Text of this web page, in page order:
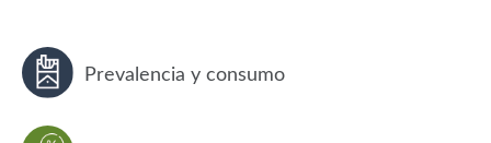
Prevalencia y consumo